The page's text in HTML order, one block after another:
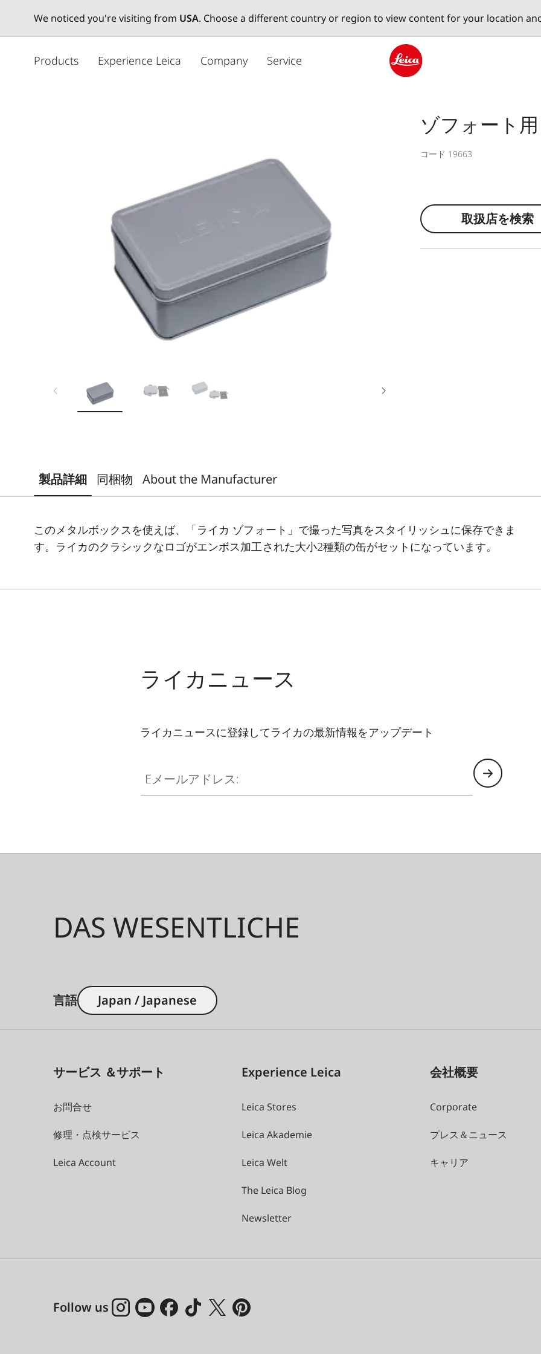
We noticed you're visiting from USA. Choose a different country or region to view content for your location
Products Experience Leica Company Service
ゾフォート
コード 19663
取扱店を検索
製品詳細 同梱物 About the Manufacturer
このメタルボックスを使えば、「ライカ ゾフォート」で撮った写真をスタイリッシュに保存できま
す。ライカのクラシックなロゴがエンボス加工された大小2種類の缶がセットになっています。
ライカニュース
ライカニュースに登録してライカの最新情報をアップデート
DAS WESENTLICHE
言語 Japan / Japanese
サービス ＆サポート
お問合せ
修理・点検サービス
Leica Account
Experience Leica
Leica Stores
Leica Akademie
Leica Welt
The Leica Blog
Newsletter
会社概要
Corporate
プレス＆ニュース
キャリア
Follow us